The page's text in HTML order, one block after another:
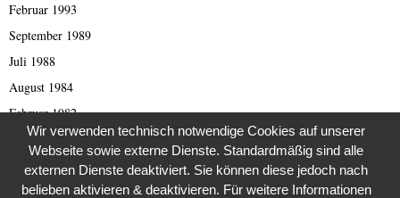
Februar 1993
September 1989
Juli 1988
August 1984
Februar 1982
Dezember 1981
August 1980
Wir verwenden technisch notwendige Cookies auf unserer
Webseite sowie externe Dienste. Standardmäßig sind alle
externen Dienste deaktiviert. Sie können diese jedoch nach
belieben aktivieren & deaktivieren. Für weitere Informationen